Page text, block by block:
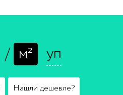
/ м² уп
Нашли дешевле?